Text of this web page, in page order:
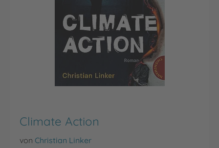
Climate Action
von Christian Linker